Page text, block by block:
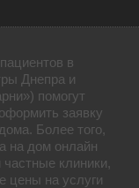
в
Днепра и
помогут
заявку
Более того,
на дом онлайн
клиники,
цены на услуги